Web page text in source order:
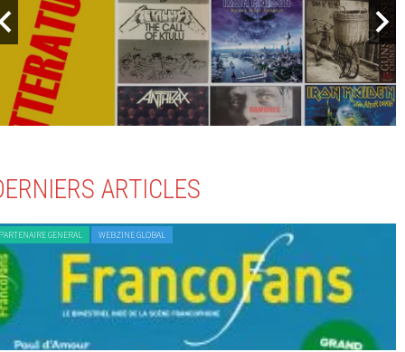
ARTICLES
GENERAL WEBZINE GLOBAL